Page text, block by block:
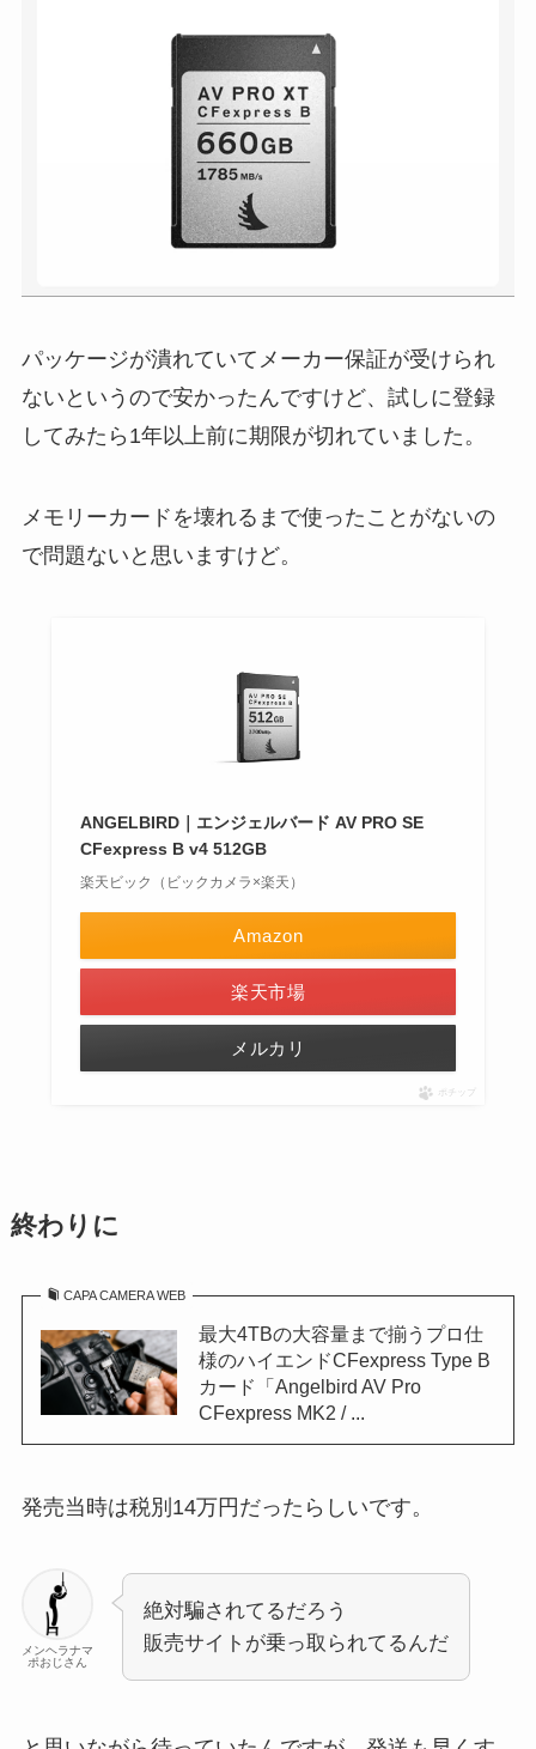
パッケージが潰れていてメーカー保証が受けられ
ないというので安かったんですけど、試しに登録
してみたら1年以上前に期限が切れていました。
メモリーカードを壊れるまで使ったことがないの
で問題ないと思いますけど。
ANGELBIRD｜エンジェルバード AV PRO SE
CFexpress B v4 512GB
楽天ビック（ビックカメラ×楽天）
Amazon
楽天市場
メルカリ
ポチップ
終わりに
CAPA CAMERA WEB
最大4TBの大容量まで揃うプロ仕
様のハイエンドCFexpress Type B
カード「Angelbird AV Pro
CFexpress MK2 / ...
発売当時は税別14万円だったらしいです。
メンヘラナマ
ポおじさん
絶対騙されてるだろう
販売サイトが乗っ取られてるんだ